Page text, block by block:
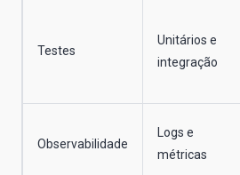
Testes
Unitários e
integração
Observabilidade
Logs e
métricas